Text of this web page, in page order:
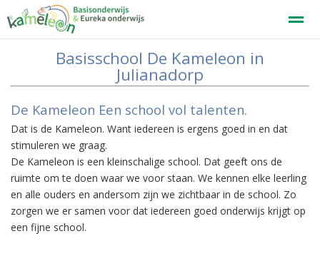
Home Zoeken Nieuws Agenda
Basisschool De Kameleon in
Julianadorp
De Kameleon Een school vol talenten.
Dat is de Kameleon. Want iedereen is ergens goed in en dat
stimuleren we graag.
De Kameleon is een kleinschalige school. Dat geeft ons de
ruimte om te doen waar we voor staan. We kennen elke leerling
en alle ouders en andersom zijn we zichtbaar in de school. Zo
zorgen we er samen voor dat iedereen goed onderwijs krijgt op
een fijne school.